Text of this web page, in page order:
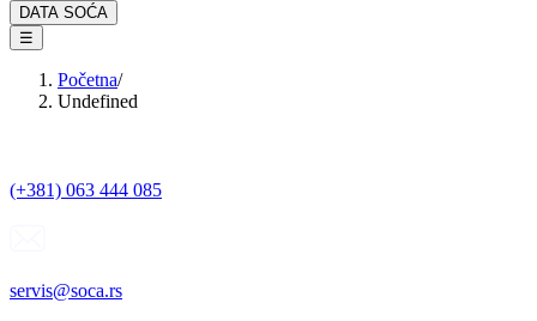
DATA SOĆA
☰
Početna/
Undefined
(+381) 063 444 085
servis@soca.rs